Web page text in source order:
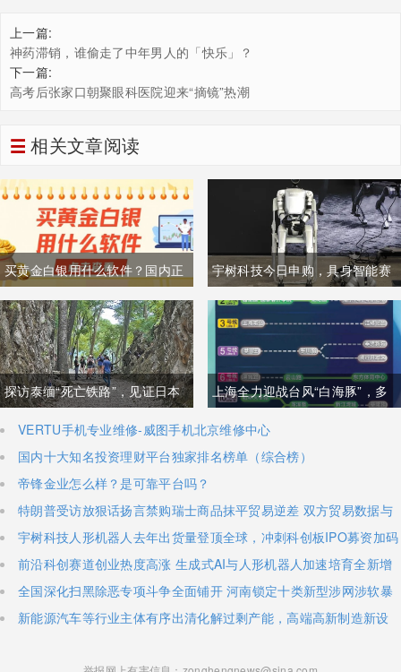
上一篇:
神药滞销，谁偷走了中年男人的「快乐」？
下一篇:
高考后张家口朝聚眼科医院迎来“摘镜”热潮
相关文章阅读
买黄金白银用什么软件？国内正
规的黄金白银投资理财软件有哪
些
宇树科技今日申购，具身智能赛
道将迎“估值锚”
探访泰缅“死亡铁路”，见证日本
军国主义侵略罪行
上海全力迎战台风“白海豚”，多
个部门发布出行提示
VERTU手机专业维修-威图手机北京维修中心
国内十大知名投资理财平台独家排名榜单（综合榜）
帝锋金业怎么样？是可靠平台吗？
特朗普受访放狠话扬言禁购瑞士商品抹平贸易逆差 双方贸易数据与
经贸纽带实际情况反差明显
宇树科技人形机器人去年出货量登顶全球，冲刺科创板IPO募资加码
核心技术研发
前沿科创赛道创业热度高涨 生成式AI与人形机器人加速培育全新增
长极
全国深化扫黑除恶专项斗争全面铺开 河南锁定十类新型涉网涉软暴
力黑恶犯罪精准严打
新能源汽车等行业主体有序出清化解过剩产能，高端高新制造新设